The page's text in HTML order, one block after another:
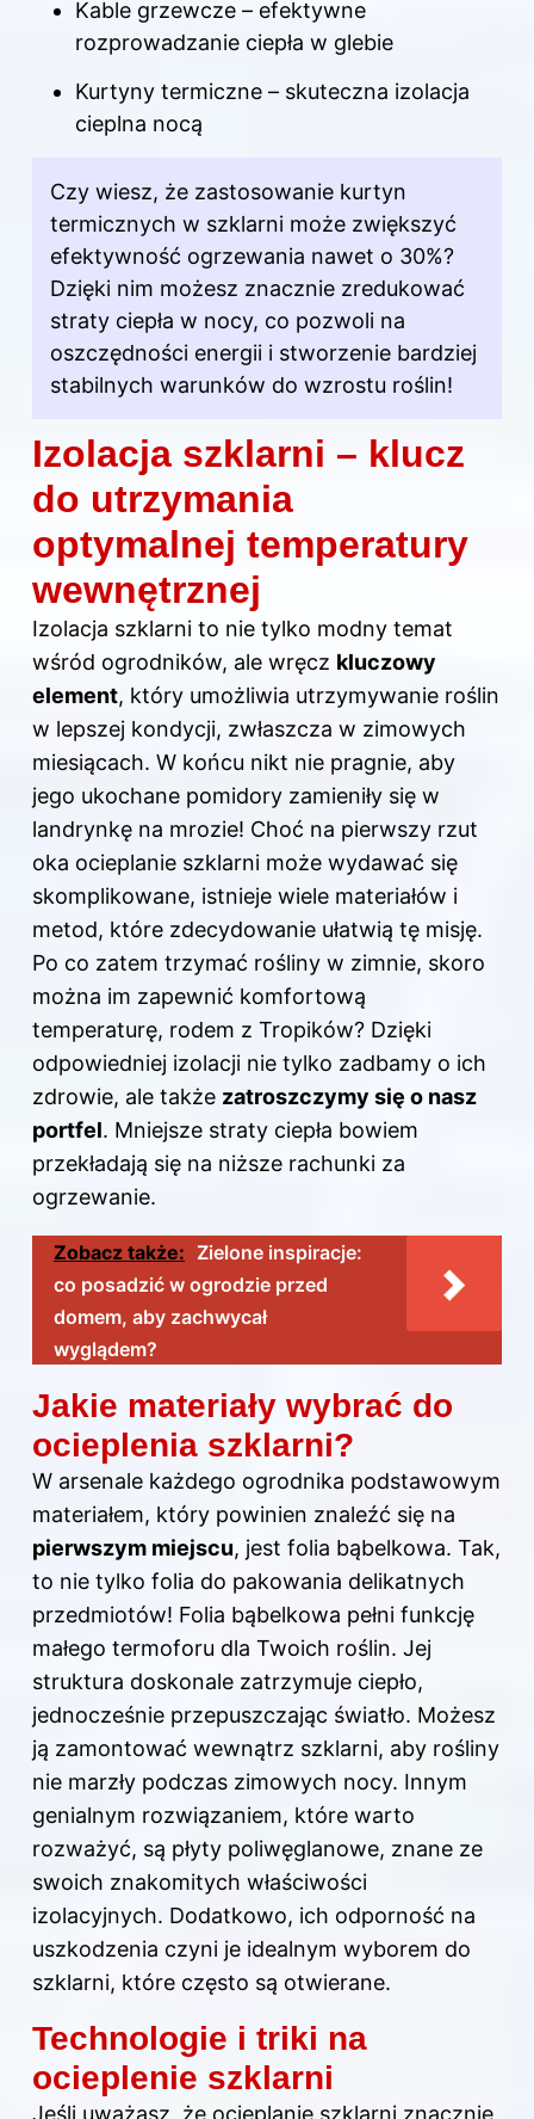
Kable grzewcze – efektywne
rozprowadzanie ciepła w glebie
Kurtyny termiczne – skuteczna izolacja
cieplna nocą
Czy wiesz, że zastosowanie kurtyn
termicznych w szklarni może zwiększyć
efektywność ogrzewania nawet o 30%?
Dzięki nim możesz znacznie zredukować
straty ciepła w nocy, co pozwoli na
oszczędności energii i stworzenie bardziej
stabilnych warunków do wzrostu roślin!
Izolacja szklarni – klucz
do utrzymania
optymalnej temperatury
wewnętrznej
Izolacja szklarni to nie tylko modny temat
wśród ogrodników, ale wręcz kluczowy
element, który umożliwia utrzymywanie roślin
w lepszej kondycji, zwłaszcza w zimowych
miesiącach. W końcu nikt nie pragnie, aby
jego ukochane pomidory zamieniły się w
landrynkę na mrozie! Choć na pierwszy rzut
oka ocieplanie szklarni może wydawać się
skomplikowane, istnieje wiele materiałów i
metod, które zdecydowanie ułatwią tę misję.
Po co zatem trzymać rośliny w zimnie, skoro
można im zapewnić komfortową
temperaturę, rodem z Tropików? Dzięki
odpowiedniej izolacji nie tylko zadbamy o ich
zdrowie, ale także zatroszczymy się o nasz
portfel. Mniejsze straty ciepła bowiem
przekładają się na niższe rachunki za
ogrzewanie.
Zobacz także: Zielone inspiracje:
co posadzić w ogrodzie przed
domem, aby zachwycał
wyglądem?
Jakie materiały wybrać do
ocieplenia szklarni?
W arsenale każdego ogrodnika podstawowym
materiałem, który powinien znaleźć się na
pierwszym miejscu, jest folia bąbelkowa. Tak,
to nie tylko folia do pakowania delikatnych
przedmiotów! Folia bąbelkowa pełni funkcję
małego termoforu dla Twoich roślin. Jej
struktura doskonale zatrzymuje ciepło,
jednocześnie przepuszczając światło. Możesz
ją zamontować wewnątrz szklarni, aby rośliny
nie marzły podczas zimowych nocy. Innym
genialnym rozwiązaniem, które warto
rozważyć, są płyty poliwęglanowe, znane ze
swoich znakomitych właściwości
izolacyjnych. Dodatkowo, ich odporność na
uszkodzenia czyni je idealnym wyborem do
szklarni, które często są otwierane.
Technologie i triki na
ocieplenie szklarni
Jeśli uważasz, że ocieplanie szklarni znacznie